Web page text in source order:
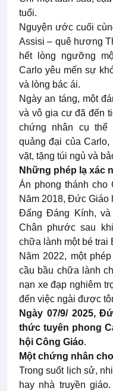
tuổi.
Nguyện ước cuối
Assisi – quê hương
hết lòng ngưỡng
Carlo yêu mến sự
và lòng bác ái.
Ngày an táng, một
và vô gia cư đã đến
chứng nhân cụ thể
quảng đại của
vặt, tặng túi ngủ và
Những phép lạ xác
Án phong thánh cho
Năm 2018, Đức Giáo
Đấng Đáng Kính, và
Chân phước sau
chữa lành một bé trai
Năm 2022, một
cầu bầu chữa lành
nạn xe đạp nghiêm
đến việc ngài được
Ngày 07/9/ 2025,
thức tuyên phong
hội Công Giáo.
Một chứng nhân
Trong suốt lịch sử,
hay nhà truyền